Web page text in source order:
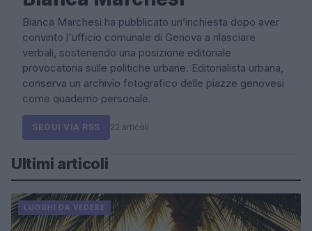
Bianca Marchesi ha pubblicato un’inchiesta dopo aver
convinto l'ufficio comunale di Genova a rilasciare
verbali, sostenendo una posizione editoriale
provocatoria sulle politiche urbane. Editorialista urbana,
conserva un archivio fotografico delle piazze genovesi
come quaderno personale.
SEGUI VIA RSS 22 articoli
Ultimi articoli
LUOGHI DA VEDERE